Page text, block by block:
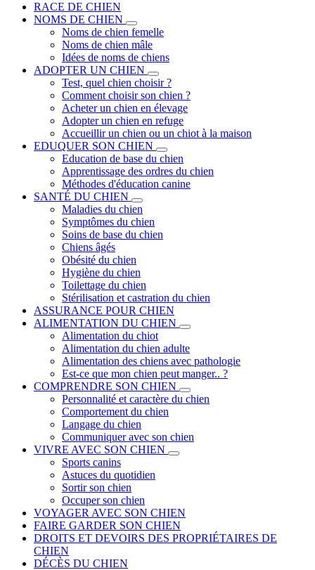
RACE DE CHIEN
NOMS DE CHIEN
Noms de chien femelle
Noms de chien mâle
Idées de noms de chiens
ADOPTER UN CHIEN
Test, quel chien choisir ?
Comment choisir son chien ?
Acheter un chien en élevage
Adopter un chien en refuge
Accueillir un chien ou un chiot à la maison
EDUQUER SON CHIEN
Education de base du chien
Apprentissage des ordres du chien
Méthodes d'éducation canine
SANTÉ DU CHIEN
Maladies du chien
Symptômes du chien
Soins de base du chien
Chiens âgés
Obésité du chien
Hygiène du chien
Toilettage du chien
Stérilisation et castration du chien
ASSURANCE POUR CHIEN
ALIMENTATION DU CHIEN
Alimentation du chiot
Alimentation du chien adulte
Alimentation des chiens avec pathologie
Est-ce que mon chien peut manger.. ?
COMPRENDRE SON CHIEN
Personnalité et caractère du chien
Comportement du chien
Langage du chien
Communiquer avec son chien
VIVRE AVEC SON CHIEN
Sports canins
Astuces du quotidien
Sortir son chien
Occuper son chien
VOYAGER AVEC SON CHIEN
FAIRE GARDER SON CHIEN
DROITS ET DEVOIRS DES PROPRIÉTAIRES DE
CHIEN
DÉCÈS DU CHIEN